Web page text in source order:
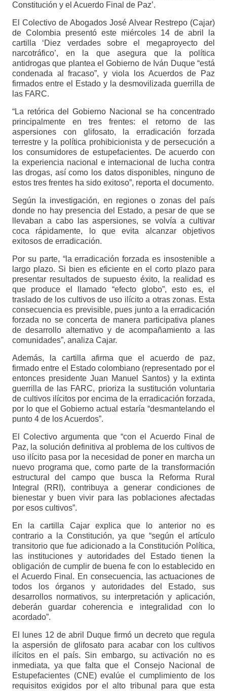
Constitución y el Acuerdo Final de Paz’.
El Colectivo de Abogados José Alvear Restrepo (Cajar)
de Colombia presentó este miércoles 14 de abril la
cartilla ‘Diez verdades sobre el megaproyecto del
narcotráfico’, en la que asegura que la política
antidrogas que plantea el Gobierno de Iván Duque “está
condenada al fracaso”, y viola los Acuerdos de Paz
firmados entre el Estado y la desmovilizada guerrilla de
las FARC.
“La retórica del Gobierno Nacional se ha concentrado
principalmente en tres frentes: el retorno de las
aspersiones con glifosato, la erradicación forzada
terrestre y la política prohibicionista y de persecución a
los consumidores de estupefacientes. De acuerdo con
la experiencia nacional e internacional de lucha contra
las drogas, así como los datos disponibles, ninguno de
estos tres frentes ha sido exitoso”, reporta el documento.
Según la investigación, en regiones o zonas del país
donde no hay presencia del Estado, a pesar de que se
llevaban a cabo las aspersiones, se volvía a cultivar
coca rápidamente, lo que evita alcanzar objetivos
exitosos de erradicación.
Por su parte, “la erradicación forzada es insostenible a
largo plazo. Si bien es eficiente en el corto plazo para
presentar resultados de supuesto éxito, la realidad es
que produce el llamado “efecto globo”, esto es, el
traslado de los cultivos de uso ilícito a otras zonas. Esta
consecuencia es previsible, pues junto a la erradicación
forzada no se concerta de manera participativa planes
de desarrollo alternativo y de acompañamiento a las
comunidades”, analiza Cajar.
Además, la cartilla afirma que el acuerdo de paz,
firmado entre el Estado colombiano (representado por el
entonces presidente Juan Manuel Santos) y la extinta
guerrilla de las FARC, prioriza la sustitución voluntaria
de cultivos ilícitos por encima de la erradicación forzada,
por lo que el Gobierno actual estaría “desmantelando el
punto 4 de los Acuerdos”.
El Colectivo argumenta que “con el Acuerdo Final de
Paz, la solución definitiva al problema de los cultivos de
uso ilícito pasa por la necesidad de poner en marcha un
nuevo programa que, como parte de la transformación
estructural del campo que busca la Reforma Rural
Integral (RRI), contribuya a generar condiciones de
bienestar y buen vivir para las poblaciones afectadas
por esos cultivos”.
En la cartilla Cajar explica que lo anterior no es
contrario a la Constitución, ya que “según el artículo
transitorio que fue adicionado a la Constitución Política,
las instituciones y autoridades del Estado tienen la
obligación de cumplir de buena fe con lo establecido en
el Acuerdo Final. En consecuencia, las actuaciones de
todos los órganos y autoridades del Estado, sus
desarrollos normativos, su interpretación y aplicación,
deberán guardar coherencia e integralidad con lo
acordado”.
El lunes 12 de abril Duque firmó un decreto que regula
la aspersión de glifosato para acabar con los cultivos
ilícitos en el país. Sin embargo, su activación no es
inmediata, ya que falta que el Consejo Nacional de
Estupefacientes (CNE) evalúe el cumplimiento de los
requisitos exigidos por el alto tribunal para que esta